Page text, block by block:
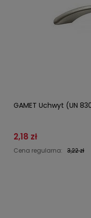
GAMET Uchwyt (UN
2,18 zł
Cena regularna: 3,22 zł